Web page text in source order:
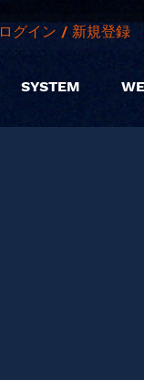
ログイン / 新規登録
SYSTEM